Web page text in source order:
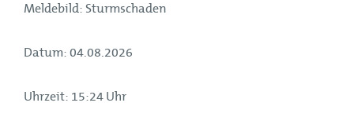
Meldebild: Sturmschaden
Datum: 04.08.2026
Uhrzeit: 15:24 Uhr